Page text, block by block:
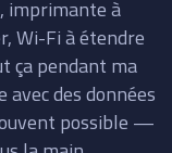
imprimante à
Wi-Fi à étendre
ça pendant ma
avec des données
possible —